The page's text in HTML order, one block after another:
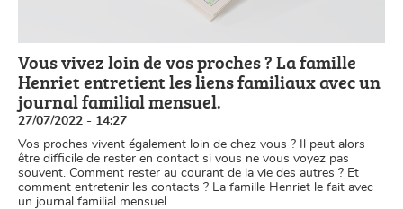
Vous vivez loin de vos proches ? La famille
Henriet entretient les liens familiaux avec un
journal familial mensuel.
27/07/2022 - 14:27
Vos proches vivent également loin de chez vous ? Il peut alors
être difficile de rester en contact si vous ne vous voyez pas
souvent. Comment rester au courant de la vie des autres ? Et
comment entretenir les contacts ? La famille Henriet le fait avec
un journal familial mensuel.